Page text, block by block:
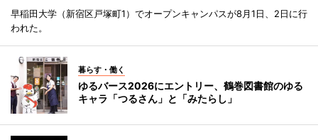
早稲田大学（新宿区戸塚町1）でオープンキャンパスが8月1日、2日に行
われた。
暮らす・働く
ゆるバース2026にエントリー、鶴巻図書館のゆる
キャラ「つるさん」と「みたらし」